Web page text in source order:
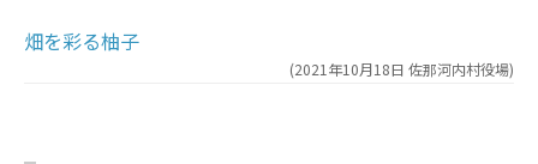
畑を彩る柚子
(2021年10月18日 佐那河内村役場)